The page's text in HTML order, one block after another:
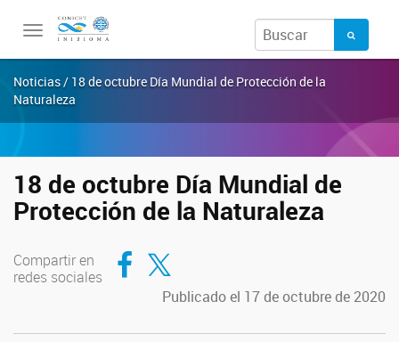
Toggle
Noticias / 18 de octubre Día Mundial de Protección de la
Naturaleza
18 de octubre Día Mundial de
Protección de la Naturaleza
Compartir en
redes sociales
Compartir en Facebook
Compartir en Twitter
Publicado el 17 de octubre de 2020